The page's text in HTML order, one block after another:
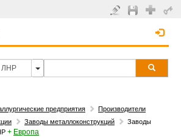
предприятия
Производители
Заводы металлоконструкций
Заводы
+ Европа